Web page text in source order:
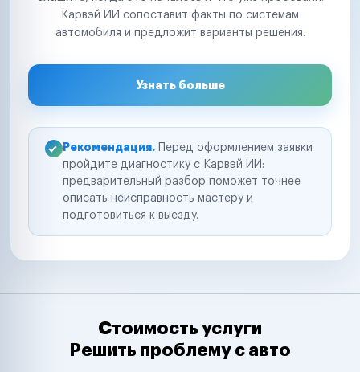
Карвэй ИИ сопоставит факты по системам
автомобиля и предложит варианты решения.
Узнать больше
Рекомендация. Перед оформлением заявки
пройдите диагностику с Карвэй ИИ:
предварительный разбор поможет точнее
описать неисправность мастеру и
подготовиться к выезду.
Стоимость услуги
Решить проблему с авто